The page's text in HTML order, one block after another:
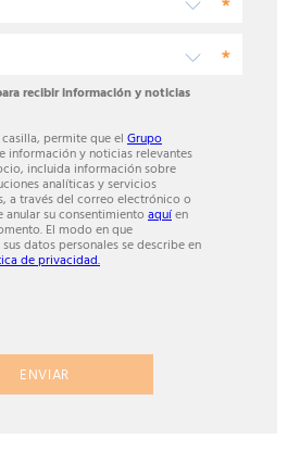
recibir información y noticias
permite que el Grupo
información y noticias relevantes
incluida información sobre
analíticas y servicios
a través del correo electrónico o
anular su consentimientoaquíen
El modo en que
datos personales se describe en
de privacidad.
ENVIAR